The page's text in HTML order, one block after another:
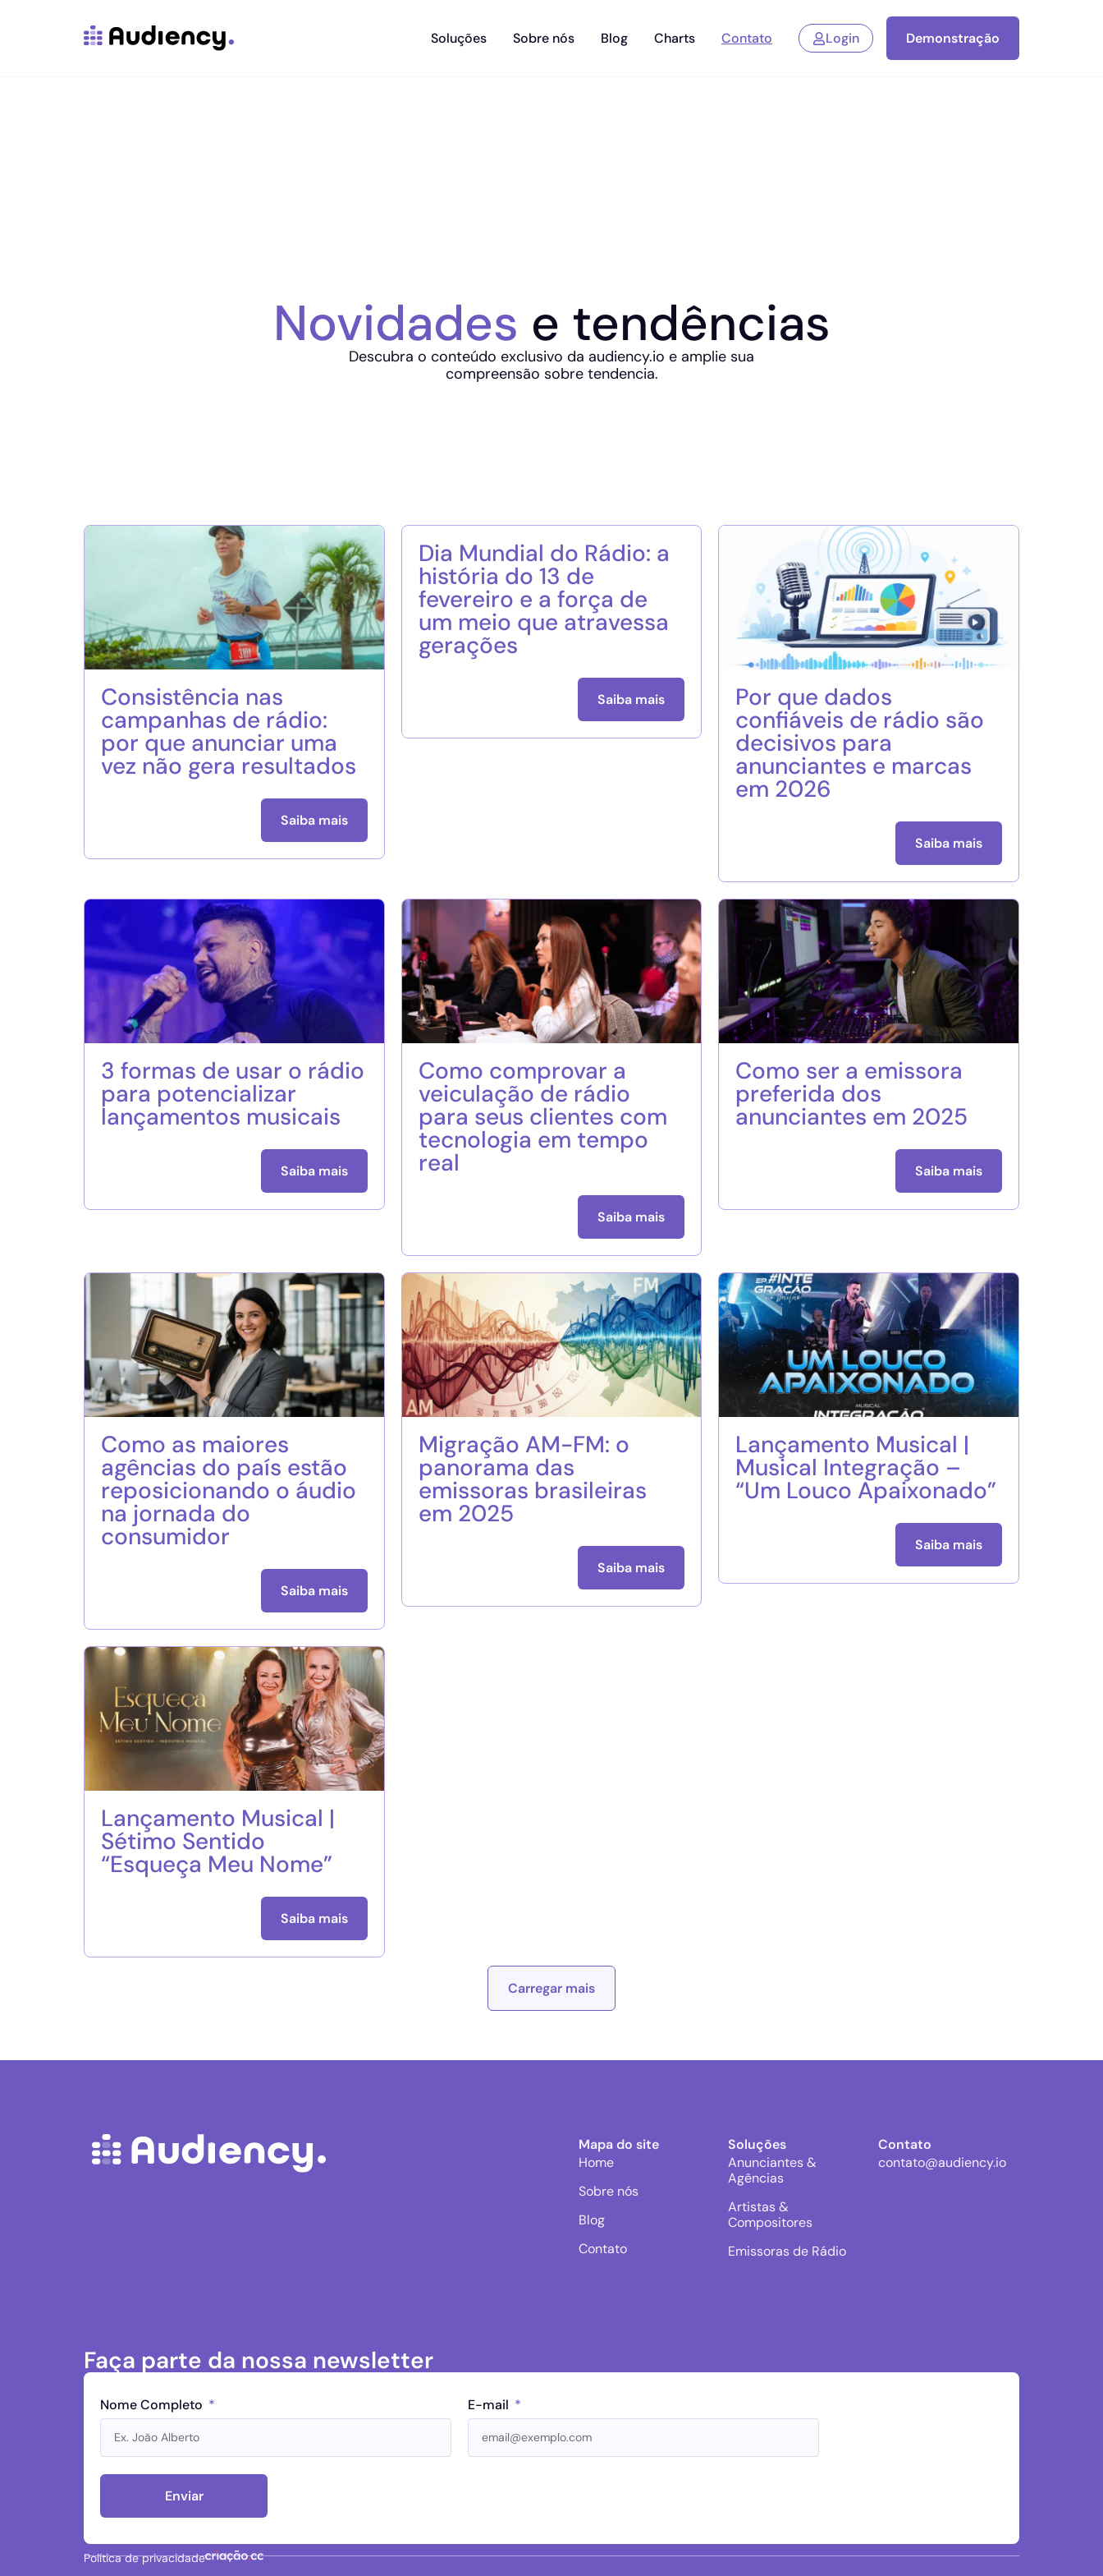
Soluções Sobre nós Blog Charts Contato Login Demonstração
Novidades e tendências
Descubra o conteúdo exclusivo da audiency.io e amplie sua
compreensão sobre tendencia.
Consistência nas
campanhas de rádio:
por que anunciar uma
vez não gera resultados
Saiba mais
Dia Mundial do Rádio: a
história do 13 de
fevereiro e a força de
um meio que atravessa
gerações
Saiba mais Por que dados
confiáveis de rádio são
decisivos para
anunciantes e marcas
em 2026
Saiba mais
3 formas de usar o rádio
para potencializar
lançamentos musicais
Saiba mais
Como comprovar a
veiculação de rádio
para seus clientes com
tecnologia em tempo
real
Saiba mais
Como ser a emissora
preferida dos
anunciantes em 2025
Saiba mais
Como as maiores
agências do país estão
reposicionando o áudio
na jornada do
consumidor
Saiba mais
Migração AM-FM: o
panorama das
emissoras brasileiras
em 2025
Saiba mais
Lançamento Musical |
Musical Integração –
“Um Louco Apaixonado”
Saiba mais
Lançamento Musical |
Sétimo Sentido
“Esqueça Meu Nome”
Saiba mais
Carregar mais
Mapa do site
Home
Sobre nós
Blog
Contato
Soluções
Anunciantes &
Agências
Artistas &
Compositores
Emissoras de Rádio
Contato
contato@audiency.io
Faça parte da nossa newsletter
Nome Completo E-mail
Enviar
Política de privacidade